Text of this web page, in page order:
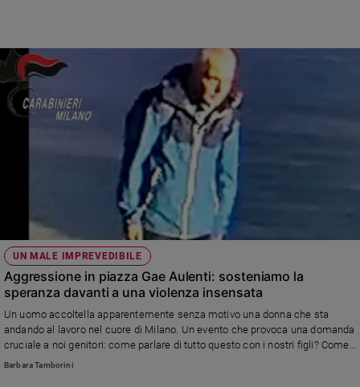
UN MALE IMPREVEDIBILE
Aggressione in piazza Gae Aulenti: sosteniamo la
speranza davanti a una violenza insensata
Un uomo accoltella apparentemente senza motivo una donna che sta
andando al lavoro nel cuore di Milano. Un evento che provoca una domanda
cruciale a noi genitori: come parlare di tutto questo con i nostri figli? Come
educarli alla fiducia negli altri senza negare la verità del male? (foto Ansa)
Barbara Tamborini